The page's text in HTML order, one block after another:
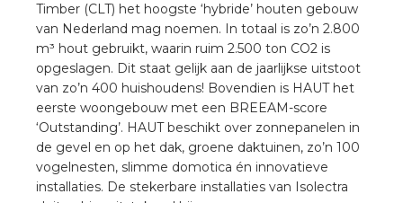
Timber (CLT) het hoogste ‘hybride’ houten gebouw
van Nederland mag noemen. In totaal is zo’n 2.800
m³ hout gebruikt, waarin ruim 2.500 ton CO2 is
opgeslagen. Dit staat gelijk aan de jaarlijkse uitstoot
van zo’n 400 huishoudens! Bovendien is HAUT het
eerste woongebouw met een BREEAM-score
‘Outstanding’. HAUT beschikt over zonnepanelen in
de gevel en op het dak, groene daktuinen, zo’n 100
vogelnesten, slimme domotica én innovatieve
installaties. De stekerbare installaties van Isolectra
installeren
installeren in beton
installeren in de tuinbouw
stekerbare vlakkabel